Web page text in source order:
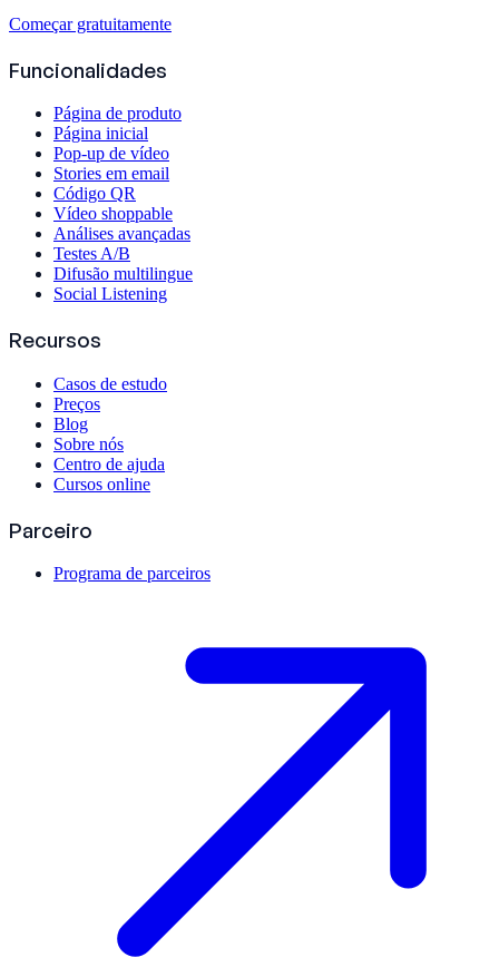
Começar gratuitamente
Funcionalidades
Página de produto
Página inicial
Pop-up de vídeo
Stories em email
Código QR
Vídeo shoppable
Análises avançadas
Testes A/B
Difusão multilingue
Social Listening
Recursos
Casos de estudo
Preços
Blog
Sobre nós
Centro de ajuda
Cursos online
Parceiro
Programa de parceiros